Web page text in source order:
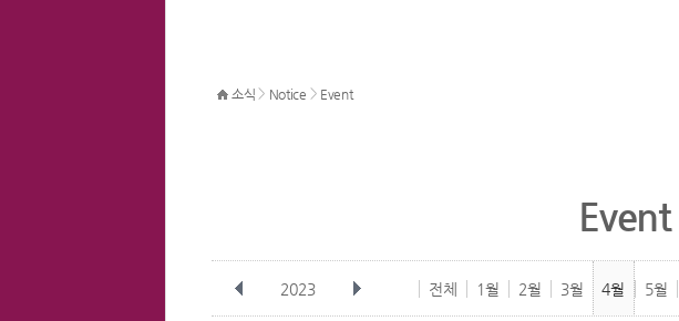
소식 > Notice > Event
Event
2023 전체 1월 2월 3월 4월 5월